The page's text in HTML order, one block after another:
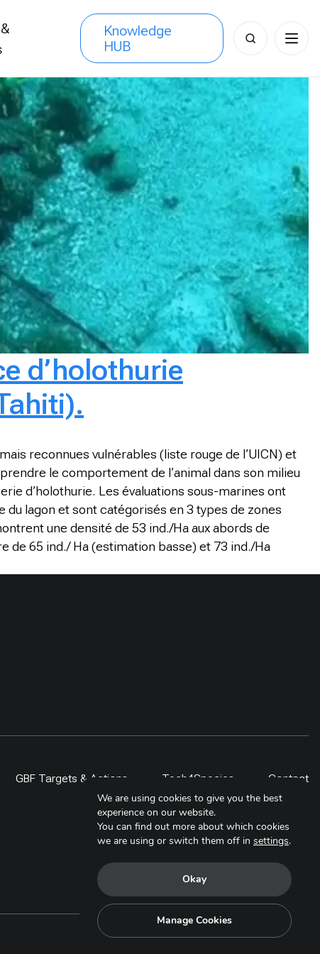
Knowledge
HUB
Search
for:
d’holothurie
reconnues vulnérables (liste rouge de l’UICN) et
le comportement de l’animal dans son milieu
d’holothurie. Les évaluations sous-marines ont
lagon et sont catégorisés en 3 types de zones
une densité de 53 ind./Ha aux abords de
de 65 ind./ Ha (estimation basse) et 73 ind./Ha
GBF Targets & Actions Tech4Species Contact
Copyright © 2025. All Rights Reserved.
We are using cookies to give you the best
experience on our website.
You can find out more about which cookies
we are using or switch them off in settings.
Okay
Manage Cookies